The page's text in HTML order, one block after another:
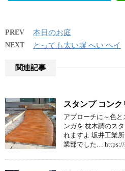
PREV 本日のお庭
NEXT とっても太い塀 へい ヘイ
関連記事
スタンプ コン
アプローチに～色
ンガを 枕木調のス
れますよ 坂井工業
業部でした…